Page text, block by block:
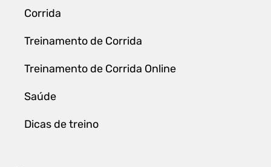
Corrida
Treinamento de Corrida
Treinamento de Corrida Online
Saúde
Dicas de treino